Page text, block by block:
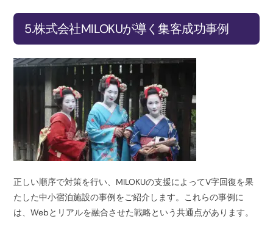
5.株式会社MILOKUが導く集客成功事例
正しい順序で対策を行い、MILOKUの支援によってV字回復を果
たした中小宿泊施設の事例をご紹介します。これらの事例に
は、Webとリアルを融合させた戦略という共通点があります。